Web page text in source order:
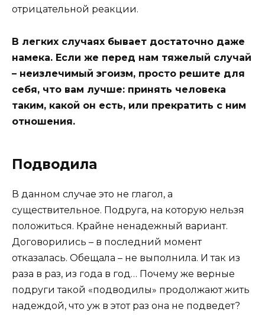
отрицательной реакции.
В легких случаях бывает достаточно даже
намека. Если же перед нам тяжелый случай
– неизлечимый эгоизм, просто решите для
себя, что вам лучше: принять человека
таким, какой он есть, или прекратить с ним
отношения.
Подводила
В данном случае это не глагол, а
существительное. Подруга, на которую нельзя
положиться. Крайне ненадежный вариант.
Договорились – в последний момент
отказалась. Обещала – не выполнила. И так из
раза в раз, из года в год… Почему же верные
подруги такой «подводилы» продолжают жить
надеждой, что уж в этот раз она не подведет?